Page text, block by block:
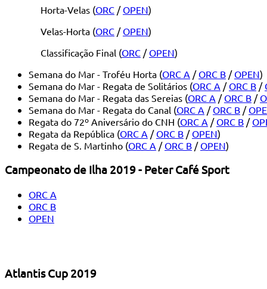
Horta-Velas (ORC / OPEN)
Velas-Horta (ORC / OPEN)
Classificação Final (ORC / OPEN)
Semana do Mar - Troféu Horta (ORC A / ORC B / OPEN)
Semana do Mar - Regata de Solitários (ORC A / ORC B /
Semana do Mar - Regata das Sereias (ORC A / ORC B /
Semana do Mar - Regata do Canal (ORC A / ORC B /
Regata do 72º Aniversário do CNH (ORC A / ORC B /
Regata da República (ORC A / ORC B / OPEN)
Regata de S. Martinho (ORC A / ORC B / OPEN)
Campeonato de Ilha 2019 - Peter Café Sport
ORC A
ORC B
OPEN
Atlantis Cup 2019